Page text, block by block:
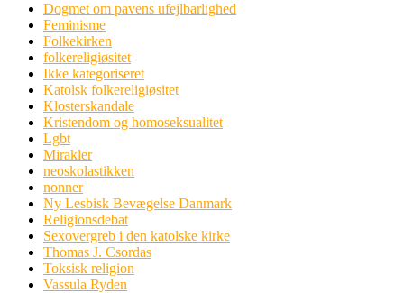
Dogmet om pavens ufejlbarlighed
Feminisme
Folkekirken
folkereligiøsitet
Ikke kategoriseret
Katolsk folkereligiøsitet
Klosterskandale
Kristendom og homoseksualitet
Lgbt
Mirakler
neoskolastikken
nonner
Ny Lesbisk Bevægelse Danmark
Religionsdebat
Sexovergreb i den katolske kirke
Thomas J. Csordas
Toksisk religion
Vassula Ryden